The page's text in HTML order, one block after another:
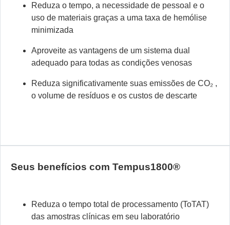
Reduza o tempo, a necessidade de pessoal e o
uso de materiais graças a uma taxa de hemólise
minimizada
Aproveite as vantagens de um sistema dual
adequado para todas as condições venosas
Reduza significativamente suas emissões de CO₂ ,
o volume de resíduos e os custos de descarte
Seus benefícios com Tempus1800®
Reduza o tempo total de processamento (ToTAT)
das amostras clínicas em seu laboratório